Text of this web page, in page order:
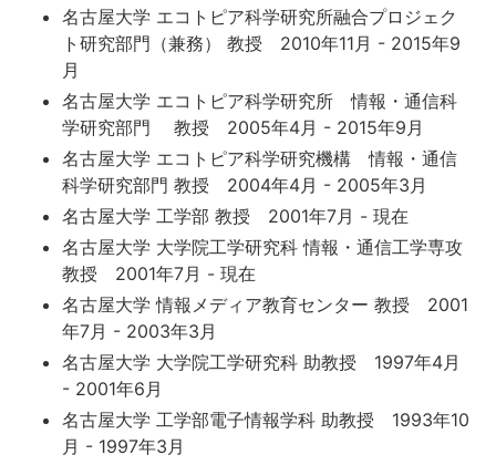
名古屋大学 エコトピア科学研究所融合プロジェク
ト研究部門（兼務） 教授 2010年11月 - 2015年9
月
名古屋大学 エコトピア科学研究所 情報・通信科
学研究部門 教授 2005年4月 - 2015年9月
名古屋大学 エコトピア科学研究機構 情報・通信
科学研究部門 教授 2004年4月 - 2005年3月
名古屋大学 工学部 教授 2001年7月 - 現在
名古屋大学 大学院工学研究科 情報・通信工学専攻
教授 2001年7月 - 現在
名古屋大学 情報メディア教育センター 教授 2001
年7月 - 2003年3月
名古屋大学 大学院工学研究科 助教授 1997年4月
- 2001年6月
名古屋大学 工学部電子情報学科 助教授 1993年10
月 - 1997年3月